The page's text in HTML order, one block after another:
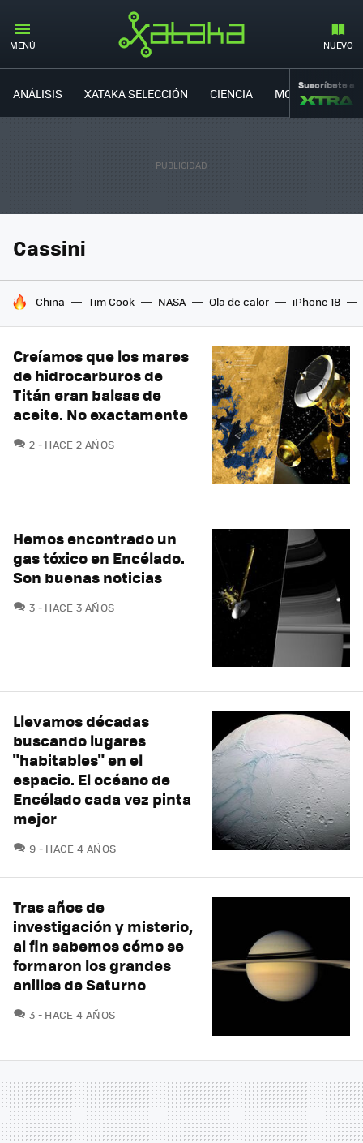
MENÚ NUEVO
ANÁLISIS XATAKA SELECCIÓN CIENCIA MOVILIDAD
Suscríbete a
Cassini
HOY SE HABLA DE
China Tim Cook NASA Ola de calor iPhone 18
Creíamos que los mares
de hidrocarburos de
Titán eran balsas de
aceite. No exactamente
2 COMENTARIOS
HACE 2 AÑOS
Hemos encontrado un
gas tóxico en Encélado.
Son buenas noticias
3 COMENTARIOS
HACE 3 AÑOS
Llevamos décadas
buscando lugares
"habitables" en el
espacio. El océano de
Encélado cada vez pinta
mejor
9 COMENTARIOS
HACE 4 AÑOS
Tras años de
investigación y misterio,
al fin sabemos cómo se
formaron los grandes
anillos de Saturno
3 COMENTARIOS
HACE 4 AÑOS